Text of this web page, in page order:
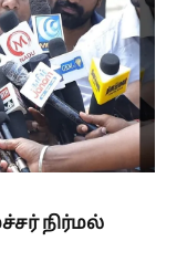
நிர்மல்